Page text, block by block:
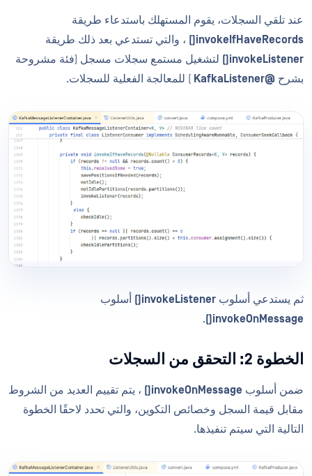
عند تلقي السجلات، يقوم المستهلك باستدعاء طريقة
invokeIfHaveRecords()
، والتي تستدعي بعد ذلك طريقة
invokeListener()
لتشغيل مستمع سجلات مسجل (فئة مشروحة
بشرح @KafkaListener ) للمعالجة الفعلية للسجلات.
ثم يستدعي أسلوب invokeListener()
أسلوب
invokeOnMessage()
.
الخطوة 2: التحقق من السجلات
ضمن أسلوب invokeOnMessage()
، يتم تقييم العديد من الشروط
مقابل قيمة السجل وخصائص التكوين، والتي تحدد لاحقًا الخطوة
التالية التي سيتم تنفيذها.